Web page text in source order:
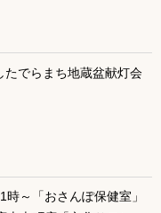
たでらまち地蔵盆献灯会
時～「おさんぽ保健室」